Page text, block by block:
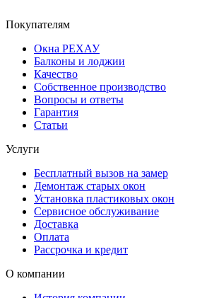
Покупателям
Окна РЕХАУ
Балконы и лоджии
Качество
Собственное производство
Вопросы и ответы
Гарантия
Статьи
Услуги
Бесплатный вызов на замер
Демонтаж старых окон
Установка пластиковых окон
Сервисное обслуживание
Доставка
Оплата
Рассрочка и кредит
О компании